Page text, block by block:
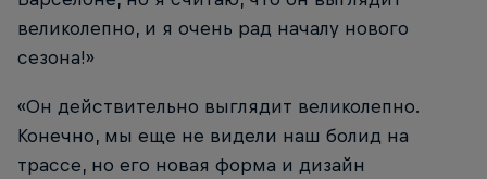
великолепно, и я очень рад началу нового
сезона!»
«Он действительно выглядит великолепно.
Конечно, мы еще не видели наш болид на
трассе, но его новая форма и дизайн